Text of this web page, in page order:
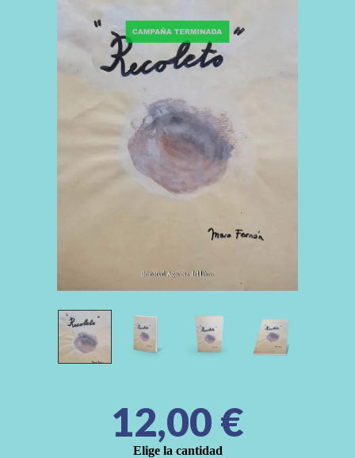
12,00 €
Elige la cantidad